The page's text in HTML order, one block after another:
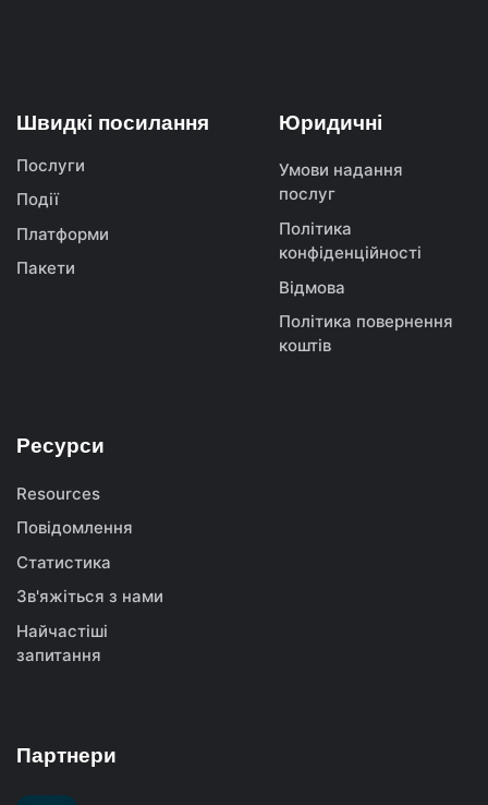
Швидкі посилання
Послуги
Події
Платформи
Пакети
Юридичні
Умови надання
послуг
Політика
конфіденційності
Відмова
Політика повернення
коштів
Ресурси
Resources
Повідомлення
Статистика
Зв'яжіться з нами
Найчастіші
запитання
Партнери